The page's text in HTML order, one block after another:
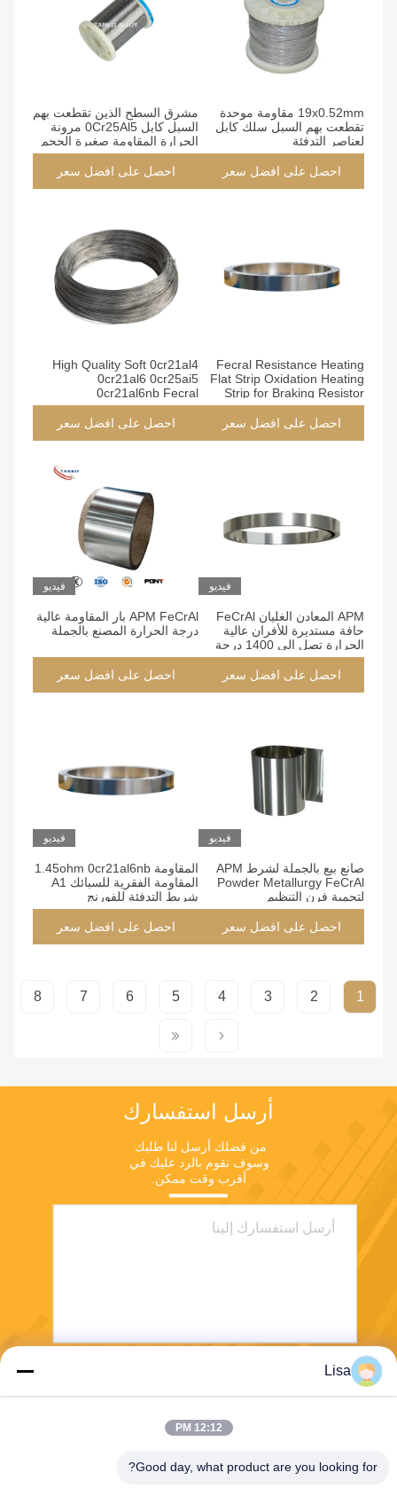
19x0.52mm مقاومة موحدة
تقطعت بهم السبل سلك كابل
لعناصر التدفئة
احصل على افضل سعر
مشرق السطح الذين تقطعت بهم
السبل كابل 0Cr25Al5 مرونة
الحرارة المقاومة صغيرة الحجم
احصل على افضل سعر
Fecral Resistance Heating
Flat Strip Oxidation Heating
Strip for Braking Resistor
احصل على افضل سعر
High Quality Soft 0cr21al4
0cr21al6 0cr25ai5
0cr21al6nb Fecral
Resistance Heating Wire for
Furnaceاحصل على افضل سعر
فيديو
APM المعادن الغليان FeCrAl
حافة مستديرة للأفران عالية
الحرارة تصل إلى 1400 درجة
مئوية مع مقاومة أكسدة ممتازة
احصل على افضل سعر
فيديو
APM FeCrAl بار المقاومة عالية
درجة الحرارة المصنع بالجملة
احصل على افضل سعر
فيديو
صانع بيع بالجملة لشرط APM
Powder Metallurgy FeCrAl
لتحمية فرن التنظيم
احصل على افضل سعر
فيديو
المقاومة 1.45ohm 0cr21al6nb
المقاومة الفقرية للسبائك A1
شريط التدفئة للفورنج
احصل على افضل سعر
1
2
3
4
5
6
7
8
أرسل استفسارك
أقرب وقت ممكن.
Lisa
12:12 PM
Good day, what product are you looking for?